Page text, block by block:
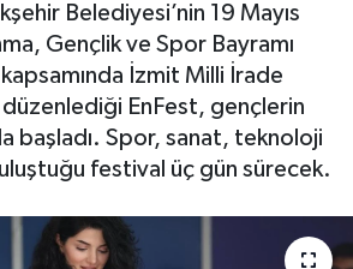
Belediyesi’nin 19 Mayıs
Gençlik ve Spor Bayramı
kapsamında İzmit Milli İrade
düzenlediği EnFest, gençlerin
başladı. Spor, sanat, teknoloji
festival üç gün sürecek.